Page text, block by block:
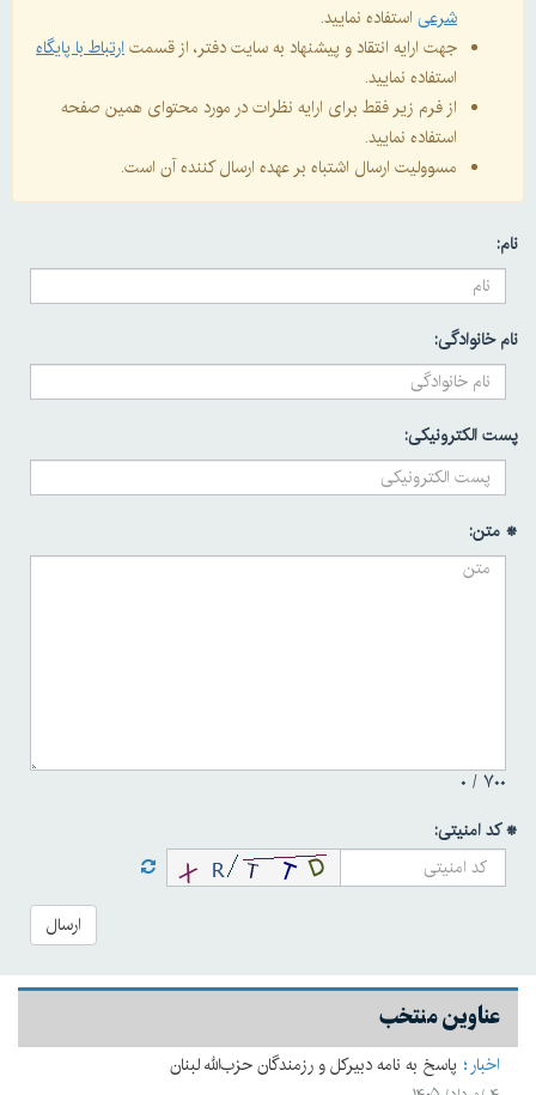
شرعی استفاده نمایید.
جهت ارایه انتقاد و پیشنهاد به سایت دفتر، از قسمتارتباط با پایگاه
استفاده نمایید.
از فرم زیر فقط برای ارایه نظرات در مورد محتوای همین صفحه
استفاده نمایید.
مسوولیت ارسال اشتباه بر عهده ارسال کننده آن است.
نام:
نام خانوادگی:
پست الکترونیکی:
* متن:
۷۰۰ /
۰
* کد امنیتی:
ارسال
عناوین منتخب
اخبار پاسخ به نامه دبیرکل و رزمندگان حزب‌الله لبنان